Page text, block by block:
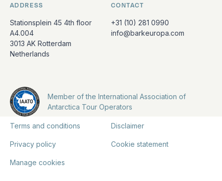
ADDRESS
Stationsplein 45 4th floor
A4.004
3013 AK Rotterdam
Netherlands
CONTACT
+31 (10) 281 0990
info@barkeuropa.com
Member of the International Association of
Antarctica Tour Operators
Terms and conditions Disclaimer
Privacy policy Cookie statement
Manage cookies